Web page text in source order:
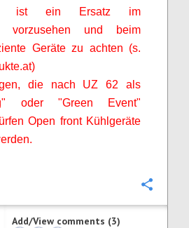
ist ein Ersatz im
vorzusehen und beim
Geräte zu achten (s.
die nach UZ 62 als
oder "Green Event"
Open front Kühlgeräte
Add/View comments (3)